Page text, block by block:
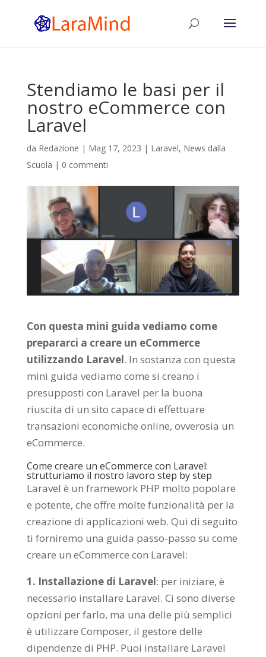
Stendiamo le basi per il
nostro eCommerce con
Laravel
da Redazione | Mag 17, 2023 | Laravel, News dalla
Scuola | 0 commenti
Con questa mini guida vediamo come
prepararci a creare un eCommerce
utilizzando Laravel. In sostanza con questa
mini guida vediamo come si creano i
presupposti con Laravel per la buona
riuscita di un sito capace di effettuare
transazioni economiche online, ovverosia un
eCommerce.
Come creare un eCommerce con Laravel:
strutturiamo il nostro lavoro step by step
Laravel è un framework PHP molto popolare
e potente, che offre molte funzionalità per la
creazione di applicazioni web. Qui di seguito
ti forniremo una guida passo-passo su come
creare un eCommerce con Laravel:
1. Installazione di Laravel: per iniziare, è
necessario installare Laravel. Ci sono diverse
opzioni per farlo, ma una delle più semplici
è utilizzare Composer, il gestore delle
dipendenze di PHP. Puoi installare Laravel